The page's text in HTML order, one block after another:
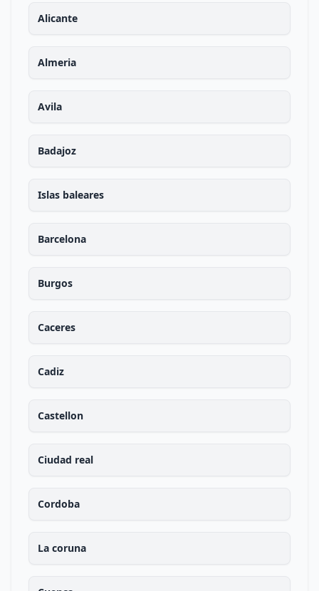
Alicante
Almeria
Avila
Badajoz
Islas baleares
Barcelona
Burgos
Caceres
Cadiz
Castellon
Ciudad real
Cordoba
La coruna